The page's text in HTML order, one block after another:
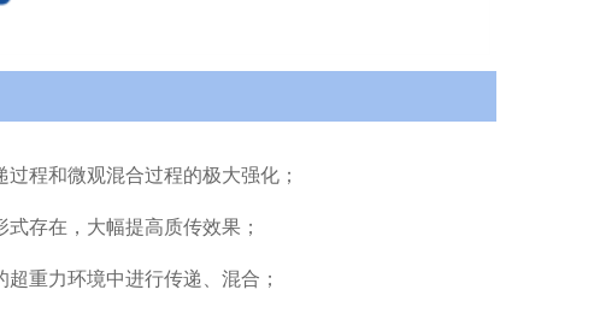
程和微观混合过程的极大强化；
存在，大幅提高质传效果；
重力环境中进行传递、混合；